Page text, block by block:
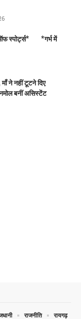
ऑफ स्पोर्ट्स* *गर्भ में
माँ ने नहीं टूटने दिए
बनीं असिस्टेंट
राजनीति रायगढ़